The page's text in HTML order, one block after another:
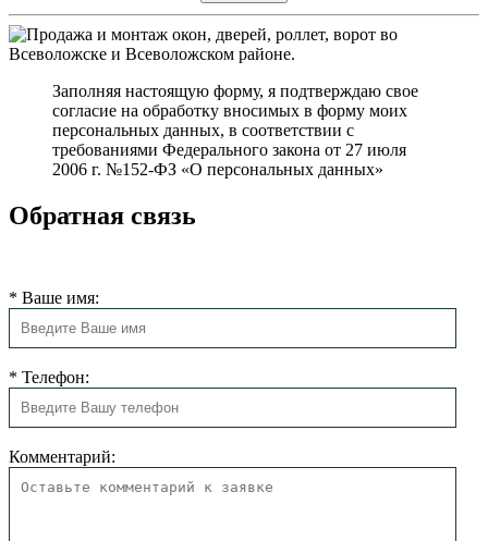
Заполняя настоящую форму, я подтверждаю свое
согласие на обработку вносимых в форму моих
персональных данных, в соответствии с
требованиями Федерального закона от 27 июля
2006 г. №152-ФЗ «О персональных данных»
Обратная связь
* Ваше имя:
* Телефон:
Комментарий: